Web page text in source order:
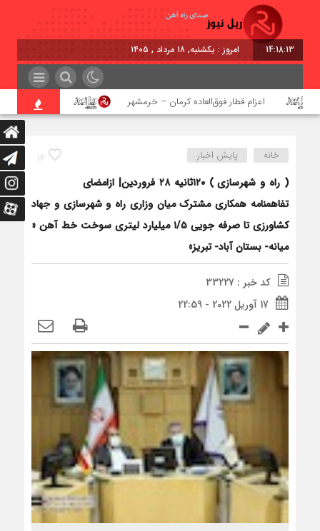
14:18:13 برابر با : Sunday - 9 August - 2026
اعزام قطار فوق‌العاده کرمان – خرمشهر اجرای پروژه
14 خانه پایش اخبار
( راه و شهرسازی ) ۱۲۰ثانیه ۲۸ فروردین| ازامضای
تفاهمنامه همکاری مشترک میان وزاری راه و شهرسازی و جهاد
کشاورزی تا صرفه جویی ۱/۵ میلیارد لیتری سوخت خط آهن «
میانه- بستان آباد- تبریز»
کد خبر : 33227
17 آوریل 2022 - 22:59